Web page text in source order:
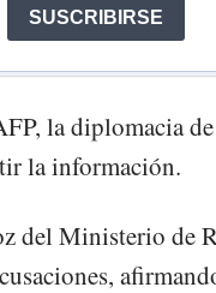
la diplomacia
la información.
del Ministerio de